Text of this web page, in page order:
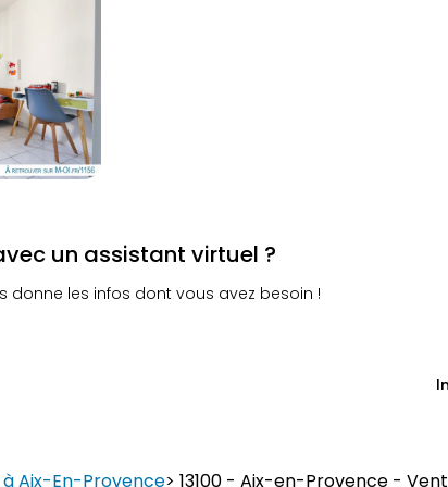
un assistant virtuel ?
donne les infos dont vous avez besoin !
Aix-En-Provence> 13100 - Aix-en-Provence -